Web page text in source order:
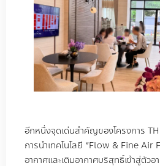
อีกหนึ่งจุดเด่นสำคัญของโครงการ
การนำเทคโนโลยี “Flow & Fine Air
อากาศและเติมอากาศบริสุทธิ์เข้าสู่ตัว